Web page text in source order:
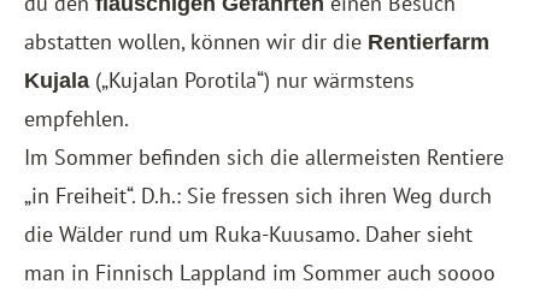
abstatten wollen, können wir dir die Rentierfarm
Kujala („Kujalan Porotila“) nur wärmstens
empfehlen.
Im Sommer befinden sich die allermeisten Rentiere
„in Freiheit“. D.h.: Sie fressen sich ihren Weg durch
die Wälder rund um Ruka-Kuusamo. Daher sieht
man in Finnisch Lappland im Sommer auch soooo